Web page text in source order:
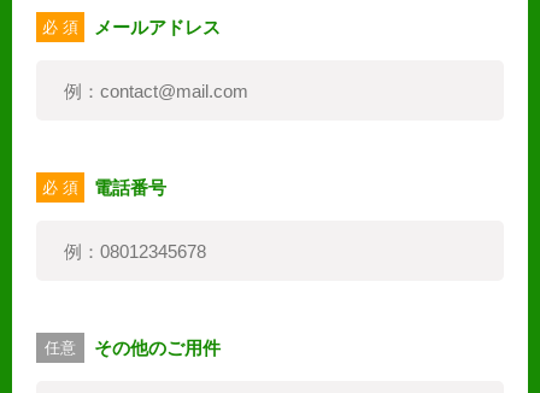
必 須 メールアドレス
必 須 電話番号
任意 その他のご用件